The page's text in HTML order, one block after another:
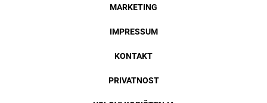
MARKETING
IMPRESSUM
KONTAKT
PRIVATNOST